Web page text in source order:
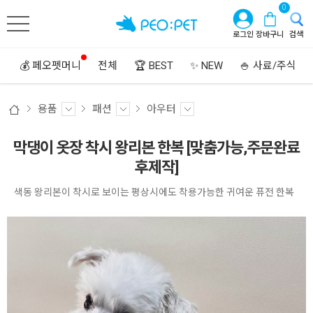
로그인 장바구니
0
검색
💰 페오펫머니 전체 🏆 BEST ✨ NEW 🍚 사료/주식
용품 패션 아우터
막댕이 옷장 착시 왕리본 한복 [맞춤가능,주문완료
후제작]
색동 왕리본이 착시로 보이는 평상시에도 착용가능한 귀여운 퓨전 한복